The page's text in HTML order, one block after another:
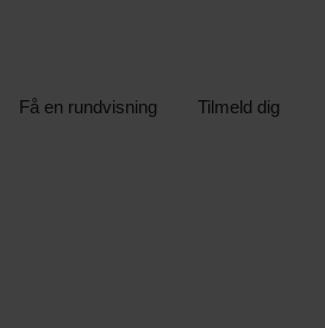
Få en rundvisning Tilmeld dig